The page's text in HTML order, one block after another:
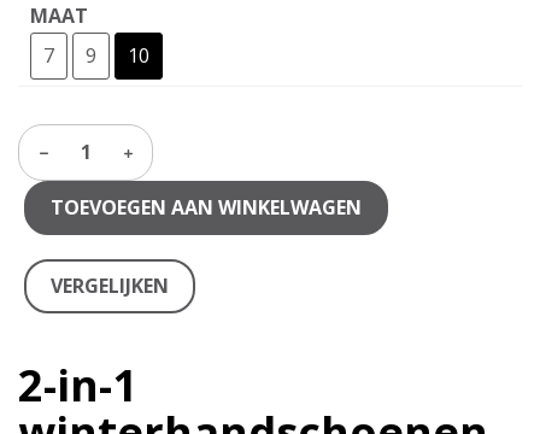
MAAT
7
9 10
1
TOEVOEGEN AAN WINKELWAGEN
VERGELIJKEN
2-in-1